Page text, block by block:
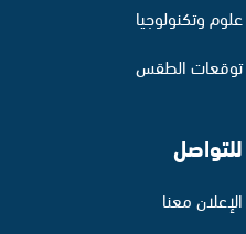
علوم وتكنولوجيا
توقعات الطقس
للتواصل
الإعلان معنا